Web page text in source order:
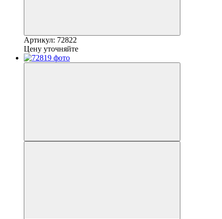
Артикул: 72822
Цену уточняйте